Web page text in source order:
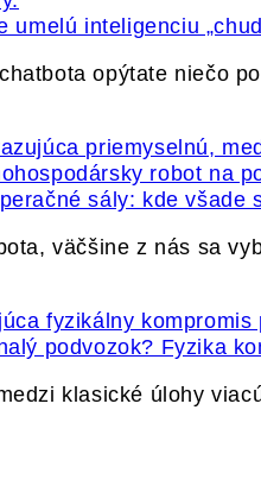
umelú inteligenciu
opýtate niečo
sály: kde všade
väčšine z nás sa
podvozok? Fyzika
klasické úlohy